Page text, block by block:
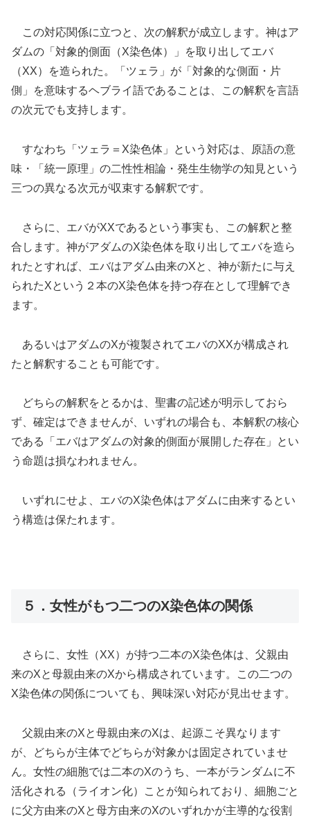
この対応関係に立つと、次の解釈が成立します。神はア
ダムの「対象的側面（X染色体）」を取り出してエバ
（XX）を造られた。「ツェラ」が「対象的な側面・片
側」を意味するヘブライ語であることは、この解釈を言語
の次元でも支持します。
すなわち「ツェラ＝X染色体」という対応は、原語の意
味・「統一原理」の二性性相論・発生生物学の知見という
三つの異なる次元が収束する解釈です。
さらに、エバがXXであるという事実も、この解釈と整
合します。神がアダムのX染色体を取り出してエバを造ら
れたとすれば、エバはアダム由来のXと、神が新たに与え
られたXという２本のX染色体を持つ存在として理解でき
ます。
あるいはアダムのXが複製されてエバのXXが構成され
たと解釈することも可能です。
どちらの解釈をとるかは、聖書の記述が明示しておら
ず、確定はできませんが、いずれの場合も、本解釈の核心
である「エバはアダムの対象的側面が展開した存在」とい
う命題は損なわれません。
いずれにせよ、エバのX染色体はアダムに由来するとい
う構造は保たれます。
５．女性がもつ二つのX染色体の関係
さらに、女性（XX）が持つ二本のX染色体は、父親由
来のXと母親由来のXから構成されています。この二つの
X染色体の関係についても、興味深い対応が見出せます。
父親由来のXと母親由来のXは、起源こそ異なります
が、どちらが主体でどちらが対象かは固定されていませ
ん。女性の細胞では二本のXのうち、一本がランダムに不
活化される（ライオン化）ことが知られており、細胞ごと
に父方由来のXと母方由来のXのいずれかが主導的な役割